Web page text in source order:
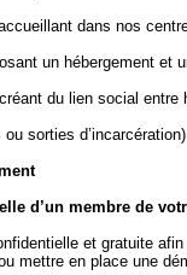
accueillant dans nos
un hébergement et
créant du lien social
ou sorties
d’un membre de
et gratuite afin
mettre en place une